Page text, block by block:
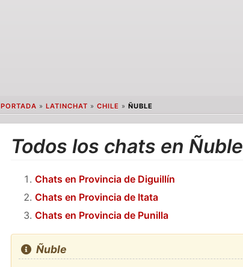
PORTADA » LATINCHAT » CHILE » ÑUBLE
Todos los chats en Ñuble
Chats en Provincia de Diguillín
Chats en Provincia de Itata
Chats en Provincia de Punilla
Ñuble